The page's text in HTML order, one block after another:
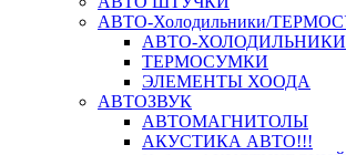
АВТО-Холодильники/
АВТО-ХОЛОДИЛЬНИКИ
ТЕРМОСУМКИ
ЭЛЕМЕНТЫ ХООДА
АВТОЗВУК
АВТОМАГНИТОЛЫ
АКУСТИКА АВТО!!!